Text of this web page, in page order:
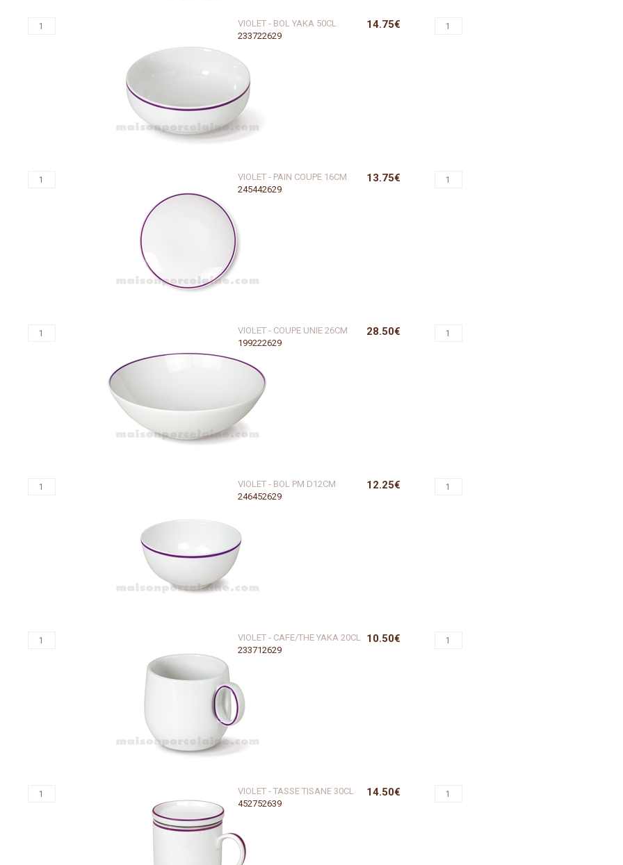
VIOLET - BOL YAKA 50CL
233722629
14.75€
VIOLET - PAIN COUPE 16CM
245442629
13.75€
VIOLET - COUPE UNIE 26CM
199222629
28.50€
VIOLET - BOL PM D12CM
246452629
12.25€
VIOLET - CAFE/THE YAKA 20CL
233712629
10.50€
VIOLET - TASSE TISANE 30CL
452752639
14.50€